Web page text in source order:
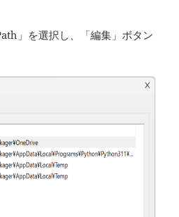
」を選択し、「編集」ボタン